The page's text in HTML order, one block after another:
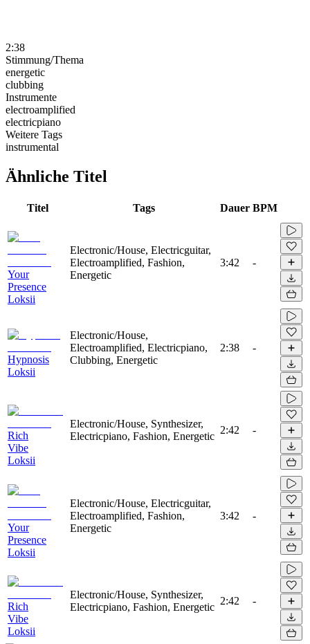
2:38
Stimmung/Thema
energetic
clubbing
Instrumente
electroamplified
electricpiano
Weitere Tags
instrumental
Ähnliche Titel
Titel Tags Dauer BPM
Your
Presence
Loksii
Electronic/House, Electricguitar,
Electroamplified, Fashion,
Energetic
3:42 -
Hypnosis
Loksii
Electronic/House,
Electroamplified, Electricpiano,
Clubbing, Energetic
2:38 -
Rich
Vibe
Loksii
Electronic/House, Synthesizer,
Electricpiano, Fashion, Energetic
2:42 -
Your
Presence
Loksii
Electronic/House, Electricguitar,
Electroamplified, Fashion,
Energetic
3:42 -
Rich
Vibe
Loksii
Electronic/House, Synthesizer,
Electricpiano, Fashion, Energetic
2:42 -